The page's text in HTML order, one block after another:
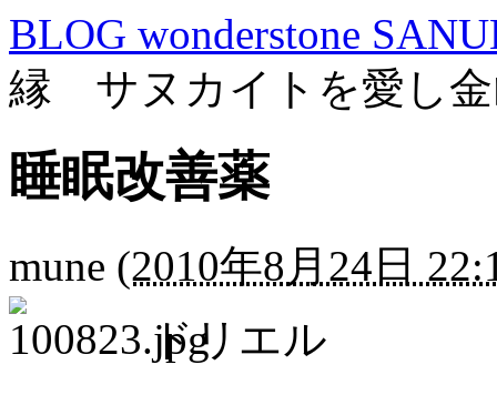
BLOG wonderstone
縁 サヌカイトを愛し金
睡眠改善薬
mune (2010年8月24日
ドリエル